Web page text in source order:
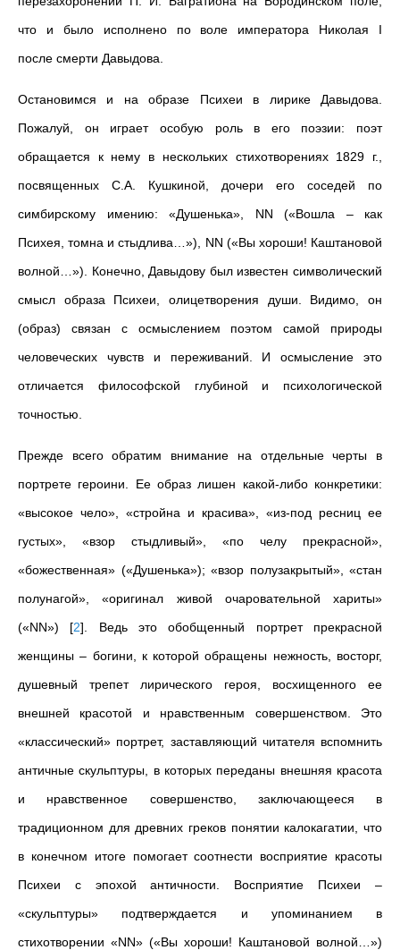
что и было исполнено по воле императора Николая I
после смерти Давыдова.
Остановимся и на образе Психеи в лирике Давыдова.
Пожалуй, он играет особую роль в его поэзии: поэт
обращается к нему в нескольких стихотворениях 1829 г.,
посвященных С.А. Кушкиной, дочери его соседей по
симбирскому имению: «Душенька», NN («Вошла – как
Психея, томна и стыдлива…»), NN («Вы хороши! Каштановой
волной…»). Конечно, Давыдову был известен символический
смысл образа Психеи, олицетворения души. Видимо, он
(образ) связан с осмыслением поэтом самой природы
человеческих чувств и переживаний. И осмысление это
отличается философской глубиной и психологической
точностью.
Прежде всего обратим внимание на отдельные черты в
портрете героини. Ее образ лишен какой-либо конкретики:
«высокое чело», «стройна и красива», «из-под ресниц ее
густых», «взор стыдливый», «по челу прекрасной»,
«божественная» («Душенька»); «взор полузакрытый», «стан
полунагой», «оригинал живой очаровательной хариты»
(«NN») [2] . Ведь это обобщенный портрет прекрасной
женщины – богини, к которой обращены нежность, восторг,
душевный трепет лирического героя, восхищенного ее
внешней красотой и нравственным совершенством. Это
«классический» портрет, заставляющий читателя вспомнить
античные скульптуры, в которых переданы внешняя красота
и нравственное совершенство, заключающееся в
традиционном для древних греков понятии калокагатии, что
в конечном итоге помогает соотнести восприятие красоты
Психеи с эпохой античности. Восприятие Психеи –
«скульптуры» подтверждается и упоминанием в
стихотворении «NN» («Вы хороши! Каштановой волной…»)